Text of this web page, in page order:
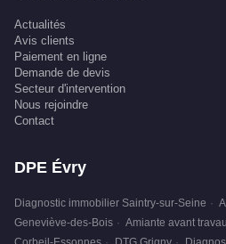
Actualités
Avis clients
Paiement en ligne
Demande de devis
Secteur d'intervention
Nous rejoindre
Contact
DPE Évry
Diagnostic immobilier Saintry-sur-Seine ·
Geneviève-des-Bois · Amiante avant